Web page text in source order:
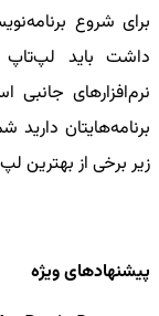
برای شروع
داشت باید لپ‌تاپ
نرم‌افزارهای
برنامه‌هایتان دارید
زیر برخی از بهترین
پیشنهادهای ویژه